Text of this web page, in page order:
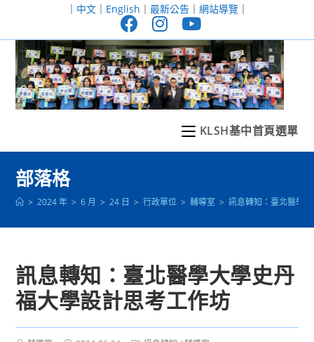
至
｜ 中文｜ English ｜ 最新公告｜ 網站導覽｜
KLSH基中首頁選單
部落格
> 2024 年 > 6 月 > 24 日 > 行政單位 > 輔導室 > 訊息轉知：臺北醫學
訊息轉知：臺北醫學大學史丹
福大學設計思考工作坊